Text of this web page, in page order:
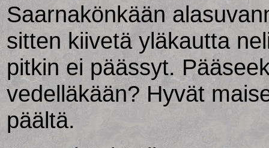
Saarnakönkään
sitten kiivetä yläkautta
pitkin ei päässyt.
vedelläkään? Hyvät
päältä.